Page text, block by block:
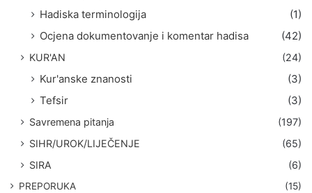
Hadiska terminologija
(1)
Ocjena dokumentovanje i komentar hadisa
(42)
KUR'AN (24)
Kur'anske znanosti
(3)
Tefsir
(3)
Savremena pitanja
(197)
SIHR/UROK/LIJEČENJE
(65)
SIRA
(6)
PREPORUKA (15)